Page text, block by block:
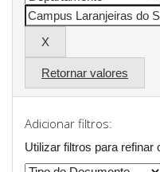
Retornar valores
Adicionar filtros:
Utilizar filtros para refinar